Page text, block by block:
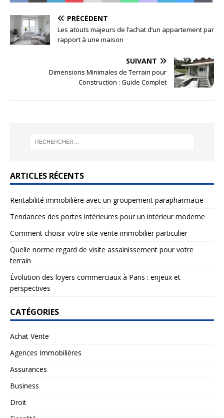
PRÉCÉDENT
Les atouts majeurs de l’achat d’un appartement par
rapport à une maison
SUIVANT
Dimensions Minimales de Terrain pour
Construction : Guide Complet
ARTICLES RÉCENTS
Rentabilité immobilière avec un groupement parapharmacie
Tendances des portes intérieures pour un intérieur moderne
Comment choisir votre site vente immobilier particulier
Quelle norme regard de visite assainissement pour votre
terrain
Évolution des loyers commerciaux à Paris : enjeux et
perspectives
CATÉGORIES
Achat Vente
Agences Immobilières
Assurances
Business
Droit